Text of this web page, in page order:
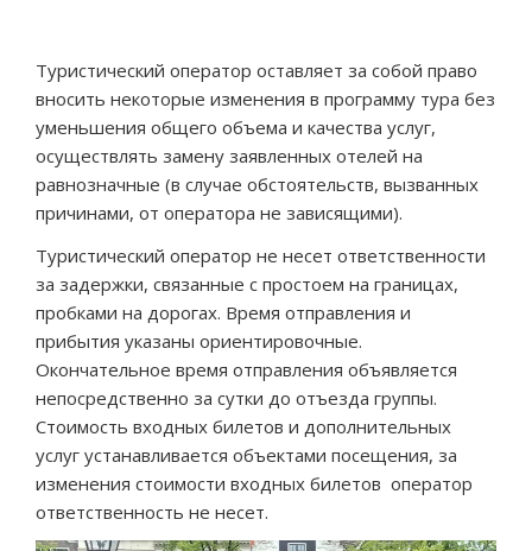
СПОРТИВНЫЕ СБОРЫ
УСЛУГИ
ОТЗЫВЫ
ИНФОРМАЦИЯ
Туристический оператор оставляет за собой право
вносить некоторые изменения в программу тура без
уменьшения общего объема и качества услуг,
осуществлять замену заявленных отелей на
равнозначные (в случае обстоятельств, вызванных
причинами, от оператора не зависящими).
Туристический оператор не несет ответственности
за задержки, связанные с простоем на границах,
пробками на дорогах. Время отправления и
прибытия указаны ориентировочные.
Окончательное время отправления объявляется
непосредственно за сутки до отъезда группы.
Стоимость входных билетов и дополнительных
услуг устанавливается объектами посещения, за
изменения стоимости входных билетов оператор
ответственность не несет.